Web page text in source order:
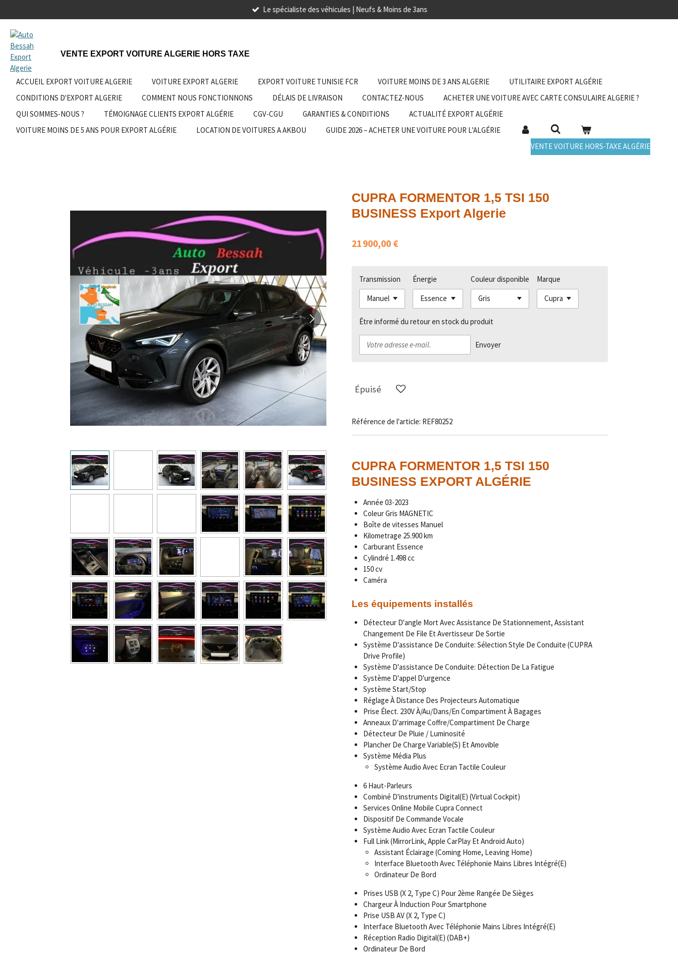
au
contenu
principal
Le spécialiste des véhicules | Neufs & Moins de 3ans
VENTE EXPORT VOITURE ALGERIE HORS TAXE
ACCUEIL EXPORT VOITURE ALGERIE VOITURE EXPORT ALGERIE EXPORT VOITURE TUNISIE FCR VOITURE MOINS DE 3 ANS ALGERIE
UTILITAIRE EXPORT ALGÉRIE
CONDITIONS D'EXPORT ALGERIE
COMMENT NOUS FONCTIONNONS DÉLAIS DE LIVRAISON CONTACTEZ-NOUS
ACHETER UNE VOITURE AVEC CARTE CONSULAIRE ALGERIE ?
QUI SOMMES-NOUS ?
TÉMOIGNAGE CLIENTS EXPORT ALGÉRIE CGV-CGU GARANTIES & CONDITIONS
ACTUALITÉ EXPORT ALGÉRIE
VOITURE MOINS DE 5 ANS POUR EXPORT ALGÉRIE
LOCATION DE VOITURES A AKBOU
GUIDE 2026 – ACHETER UNE VOITURE POUR L’ALGÉRIE
VENTE VOITURE HORS-TAXE ALGÉRIE
CUPRA FORMENTOR 1,5 TSI 150
BUSINESS Export Algerie
21 900,00 €
Transmission Énergie Couleur disponible Marque
Être informé du retour en stock du produit
Envoyer
Épuisé
Référence de l'article: REF80252
CUPRA FORMENTOR 1,5 TSI 150
BUSINESS EXPORT ALGÉRIE
Année 03-2023
Coleur Gris MAGNETIC
Boîte de vitesses Manuel
Kilometrage 25.900 km
Carburant Essence
Cylindré 1.498 cc
150 cv
Caméra
Les équipements installés
Détecteur D'angle Mort Avec Assistance De Stationnement, Assistant
Changement De File Et Avertisseur De Sortie
Système D'assistance De Conduite: Sélection Style De Conduite (CUPRA
Drive Profile)
Système D'assistance De Conduite: Détection De La Fatigue
Système D'appel D'urgence
Système Start/Stop
Réglage À Distance Des Projecteurs Automatique
Prise Élect. 230V À/Au/Dans/En Compartiment À Bagages
Anneaux D'arrimage Coffre/Compartiment De Charge
Détecteur De Pluie / Luminosité
Plancher De Charge Variable(S) Et Amovible
Système Média Plus
Système Audio Avec Ecran Tactile Couleur
6 Haut-Parleurs
Combiné D'instruments Digital(E) (Virtual Cockpit)
Services Online Mobile Cupra Connect
Dispositif De Commande Vocale
Système Audio Avec Ecran Tactile Couleur
Full Link (MirrorLink, Apple CarPlay Et Android Auto)
Assistant Éclairage (Coming Home, Leaving Home)
Interface Bluetooth Avec Téléphonie Mains Libres Intégré(E)
Ordinateur De Bord
Prises USB (X 2, Type C) Pour 2ème Rangée De Sièges
Chargeur À Induction Pour Smartphone
Prise USB AV (X 2, Type C)
Interface Bluetooth Avec Téléphonie Mains Libres Intégré(E)
Réception Radio Digital(E) (DAB+)
Ordinateur De Bord